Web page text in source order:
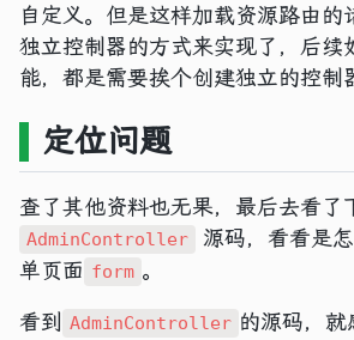
自定义。但是这样加载资源路由的
独立控制器的方式来实现了，后续
能，都是需要挨个创建独立的控制
定位问题
查了其他资料也无果，最后去看了
AdminController
源码，看看是
单页面 form 。
看到 AdminController 的源码，就